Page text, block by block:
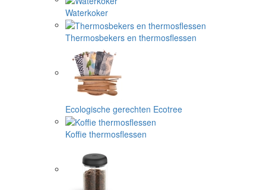
Waterkoker
Thermosbekers en thermosflessen
Ecologische gerechten Ecotree
Koffie thermosflessen